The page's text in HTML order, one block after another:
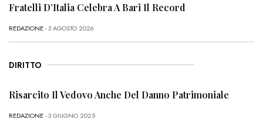
Fratelli D’Italia Celebra A Bari Il Record
REDAZIONE- 3 AGOSTO 2026
DIRITTO
Risarcito Il Vedovo Anche Del Danno Patrimoniale
REDAZIONE- 3 GIUGNO 2025